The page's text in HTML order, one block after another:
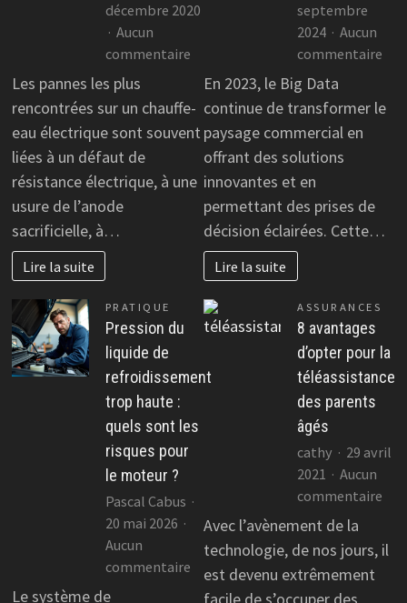
décembre 2020
Aucun
commentairesur
Comment
la
panne
d’un
Chauffe-
eau
électrique
Les pannes les plus
rencontrées sur un chauffe-
eau électrique sont souvent
liées à un défaut de
résistance électrique, à une
usure de l’anode
sacrificielle, à…
Lire la suite
septembre
2024
Aucun
commentaire
En 2023, le Big Data
continue de transformer le
paysage commercial en
offrant des solutions
innovantes et en
permettant des prises de
décision éclairées. Cette…
Lire la suite
PRATIQUE
Pression du
liquide de
refroidissement
trop haute :
quels sont les
risques pour
le moteur ?
Pascal Cabus
20 mai 2026
Aucun
commentairesur
Le système de
ASSURANCES
8 avantages
d’opter pour la
téléassistance
des parents
âgés
cathy
29 avril
2021
Aucun
commentaire
Avec l’avènement de la
technologie, de nos jours, il
est devenu extrêmement